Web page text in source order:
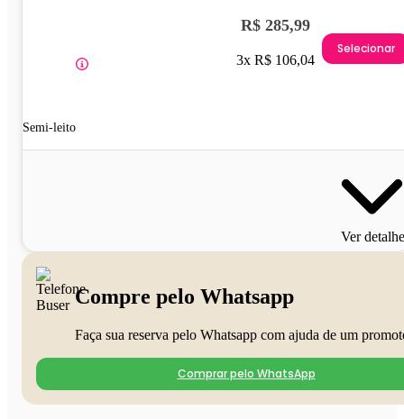
Semi-leito
R$ 285,99
3x R$ 106,04
Selecionar
Ver
Compre pelo Whatsapp
Faça sua reserva pelo Whatsapp com ajuda de um
Comprar pelo WhatsApp